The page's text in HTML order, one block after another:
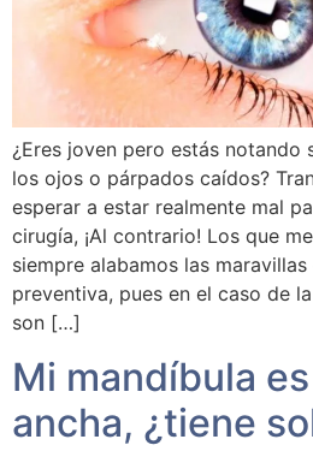
¿Eres joven pero estás notando
los ojos o párpados caídos?
esperar a estar realmente mal
cirugía, ¡Al contrario! Los que
siempre alabamos las
preventiva, pues en el caso de
son […]
Mi mandíbula
ancha, ¿tiene